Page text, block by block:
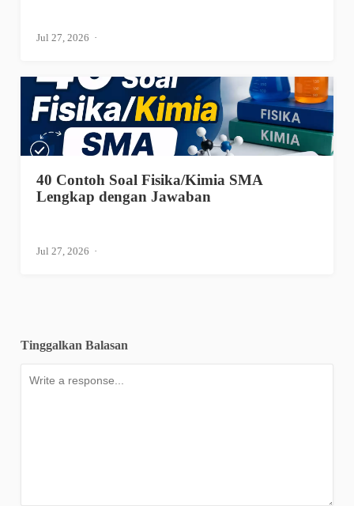
Jul 27, 2026
40 Contoh Soal Fisika/Kimia SMA
Lengkap dengan Jawaban
Jul 27, 2026
Tinggalkan Balasan